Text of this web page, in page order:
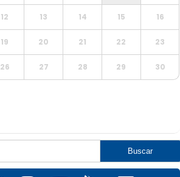
12 13 14 15 16
19 20 21 22 23
26 27 28 29 30